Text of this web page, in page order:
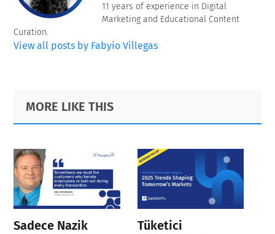
11 years of experience in Digital
Marketing and Educational Content
Curation.
View all posts by Fabyio Villegas
Primary
Sidebar
Footer
MORE LIKE THIS
Sadece Nazik
Tüketici